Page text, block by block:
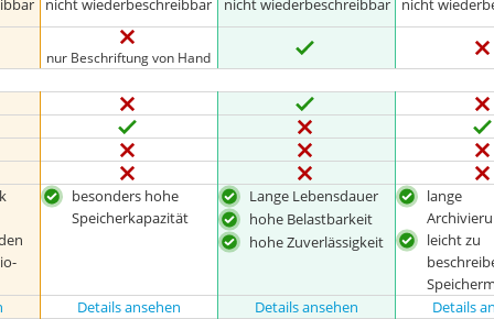
nicht wiederbeschreibbar nicht wiederbeschreibbar nicht
nur Beschriftung von Hand
besonders hohe
Speicherkapazität
Lange Lebensdauer
hohe Belastbarkeit
hohe Zuverlässigkeit
lange
leicht zu
Details ansehen Details ansehen
Details